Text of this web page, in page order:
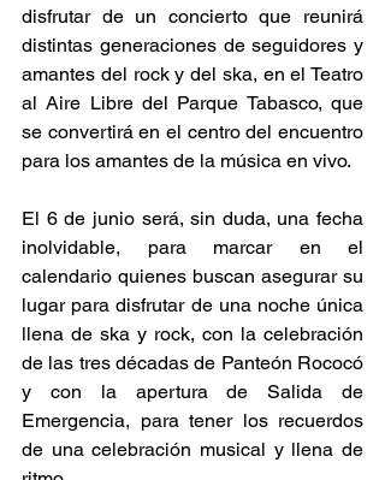
disfrutar de un concierto que reunirá
distintas generaciones de seguidores y
amantes del rock y del ska, en el Teatro
al Aire Libre del Parque Tabasco, que
se convertirá en el centro del encuentro
para los amantes de la música en vivo.
El 6 de junio será, sin duda, una fecha
inolvidable, para marcar en el
calendario quienes buscan asegurar su
lugar para disfrutar de una noche única
llena de ska y rock, con la celebración
de las tres décadas de Panteón Rococó
y con la apertura de Salida de
Emergencia, para tener los recuerdos
de una celebración musical y llena de